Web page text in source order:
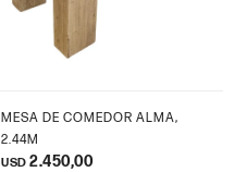
MESA DE COMEDOR ALMA,
2.44M
USD 2.450,00